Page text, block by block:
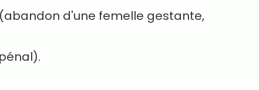
d'une femelle gestante,